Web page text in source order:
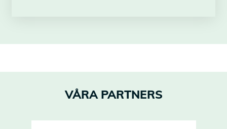
VÅRA PARTNERS